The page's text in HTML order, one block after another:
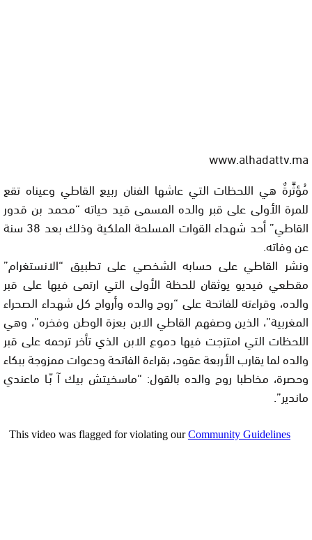
www.alhadattv.ma
مُؤثِّرةٌ هي اللحظات التي عاشها الفنان ربيع القاطي وعيناه تقع
للمرة الأولى على قبر والده المسمى قيد حياته “محمد بن قدور
القاطي” أحد شهداء القوات المسلحة الملكية وذلك بعد 38 سنة
عن وفاته.
ونشر القاطي على حسابه الشخصي على تطبيق “الانستغرام”
مقطعي فيديو يوثقان للحظة الأولى التي ارتمى فيها على قبر
والده، وقراءته للفاتحة على “روح والده وأرواح كل شهداء الصحراء
المغربية”، الذين وصفهم القاطي الابن بعزة الوطن وفخره”، وهي
اللحظات التي امتزجت فيها دموع الابن الذي تأخر ترحمه على قبر
والده لما يقارب الأربعة عقود، بقراءة الفاتحة ودعوات ممزوجة ببكاء
وحصرة، مخاطبا روح والده بالقول: “ماسخيتش بيك آ بّـا ماعندي
ماندير”.